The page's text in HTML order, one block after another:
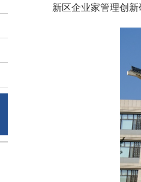
新区企业家管理创